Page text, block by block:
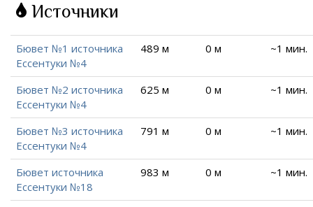
Источники
Бювет №1 источника
Ессентуки №4
489 м 0 м ~1 мин.
Бювет №2 источника
Ессентуки №4
625 м 0 м ~1 мин.
Бювет №3 источника
Ессентуки №4
791 м 0 м ~1 мин.
Бювет источника
Ессентуки №18
983 м 0 м ~1 мин.